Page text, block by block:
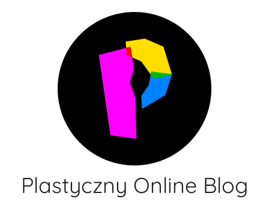
Plastyczny Online Blog